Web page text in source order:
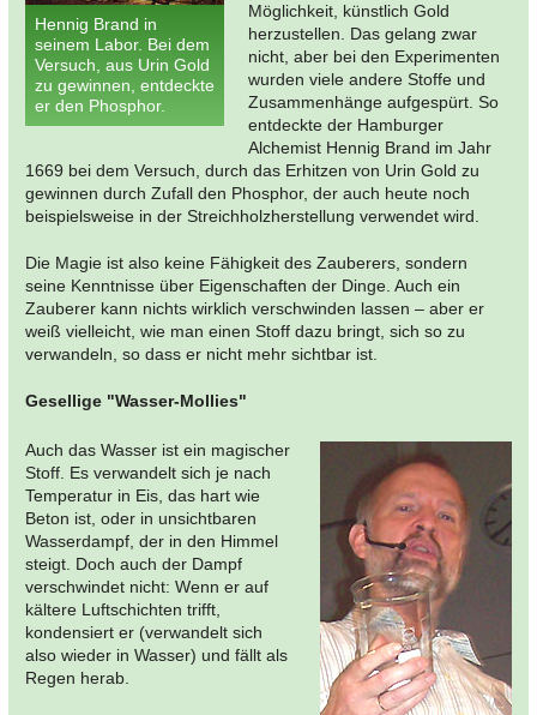
Hennig Brand in
seinem Labor. Bei dem
Versuch, aus Urin Gold
zu gewinnen, entdeckte
er den Phosphor.
Möglichkeit, künstlich Gold
herzustellen. Das gelang zwar
nicht, aber bei den Experimenten
wurden viele andere Stoffe und
Zusammenhänge aufgespürt. So
entdeckte der Hamburger
Alchemist Hennig Brand im Jahr
1669 bei dem Versuch, durch das Erhitzen von Urin Gold zu
gewinnen durch Zufall den Phosphor, der auch heute noch
beispielsweise in der Streichholzherstellung verwendet wird.
Die Magie ist also keine Fähigkeit des Zauberers, sondern
seine Kenntnisse über Eigenschaften der Dinge. Auch ein
Zauberer kann nichts wirklich verschwinden lassen – aber er
weiß vielleicht, wie man einen Stoff dazu bringt, sich so zu
verwandeln, so dass er nicht mehr sichtbar ist.
Gesellige "Wasser-Mollies"
Auch das Wasser ist ein magischer
Stoff. Es verwandelt sich je nach
Temperatur in Eis, das hart wie
Beton ist, oder in unsichtbaren
Wasserdampf, der in den Himmel
steigt. Doch auch der Dampf
verschwindet nicht: Wenn er auf
kältere Luftschichten trifft,
kondensiert er (verwandelt sich
also wieder in Wasser) und fällt als
Regen herab.